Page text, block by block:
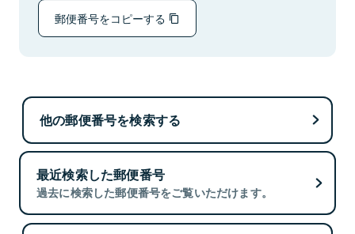
郵便番号をコピーする
他の郵便番号を検索する
最近検索した郵便番号
過去に検索した郵便番号をご覧いただけます。